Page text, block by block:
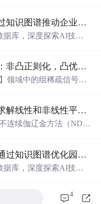
在应用程序中自定义错
查阅error.log以获取详
国央企创新负责人如何通过知识图谱推动企业技术创新与外部资源高效对接？.docx
据库，深度探索AI技术
动科技创新与产业创新语音增强组稀疏信号去噪：非凸正则化，凸优化研究（Matlab代码实现）
领域中的组稀疏信号去
构建机制，引入非凸正
克服传统凸正则化在稀
系数求解、去噪重构等
码资源，便于研究人员
数学可处理性的同时
节点不连续伽辽金方法在求解线性和非线性平流方程中的一维实现（Matlab代码实现）
连续伽辽金方法（ND
技术，特别适用于对流
断解和保持数值稳定性
Kutta方法）以及边界条
产业园区运营负责人如何通过知识图谱优化园区企业与科研机构的协同创新机制？.docx
据库，深度探索AI技术
动科技创新与产业创新
4